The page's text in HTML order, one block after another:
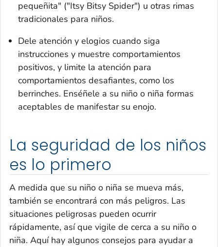
pequeñita" ("Itsy Bitsy Spider") u otras rimas
tradicionales para niños.
Dele atención y elogios cuando siga
instrucciones y muestre comportamientos
positivos, y limite la atención para
comportamientos desafiantes, como los
berrinches. Enséñele a su niño o niña formas
aceptables de manifestar su enojo.
La seguridad de los niños
es lo primero
A medida que su niño o niña se mueva más,
también se encontrará con más peligros. Las
situaciones peligrosas pueden ocurrir
rápidamente, así que vigile de cerca a su niño o
niña. Aquí hay algunos consejos para ayudar a